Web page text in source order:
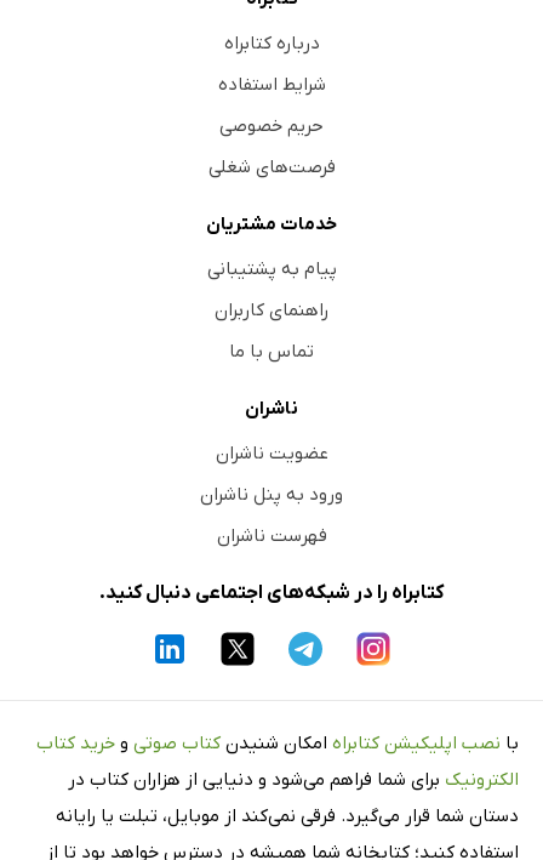
درباره کتابراه
شرایط استفاده
حریم خصوصی
فرصت‌های شغلی
خدمات مشتریان
پیام به پشتیبانی
راهنمای کاربران
تماس با ما
ناشران
عضویت ناشران
ورود به پنل ناشران
فهرست ناشران
کتابراه را در شبکه‌های اجتماعی دنبال کنید.
با نصب اپلیکیشن کتابراه امکان شنیدن کتاب صوتی و خرید کتاب
الکترونیک برای شما فراهم می‌شود و دنیایی از هزاران کتاب در
دستان شما قرار می‌گیرد. فرقی نمی‌کند از موبایل، تبلت یا رایانه
استفاده کنید؛ کتابخانه شما همیشه در دسترس خواهد بود تا از